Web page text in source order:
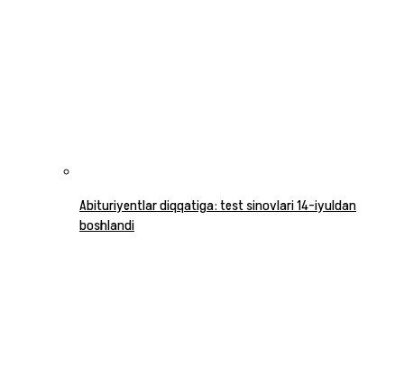
Abituriyentlar diqqatiga: test sinovlari 14-iyuldan
boshlandi